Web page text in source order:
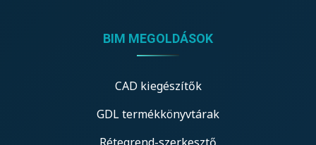
BIM MEGOLDÁSOK
CAD kiegészítők
GDL termékkönyvtárak